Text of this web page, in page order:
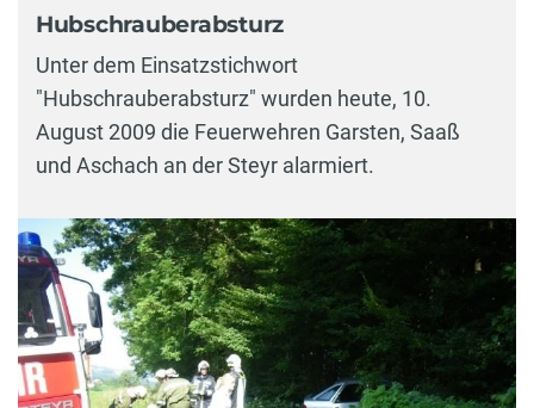
Hubschrauberabsturz
Unter dem Einsatzstichwort
"Hubschrauberabsturz" wurden heute, 10.
August 2009 die Feuerwehren Garsten, Saaß
und Aschach an der Steyr alarmiert.